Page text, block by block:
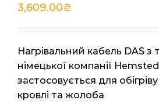
3,609.00₴
Нагрівальний кабель DAS з
німецької компанії
застосовується для
кровлі та жолоба